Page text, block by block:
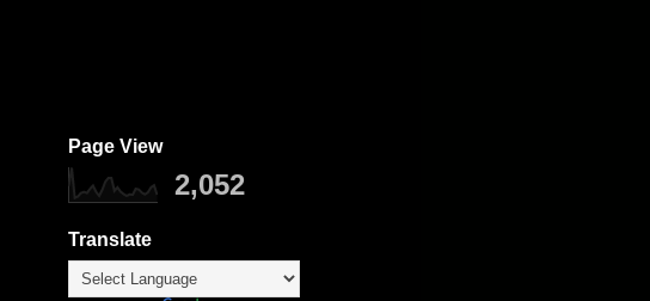
Page View
2,052
Translate